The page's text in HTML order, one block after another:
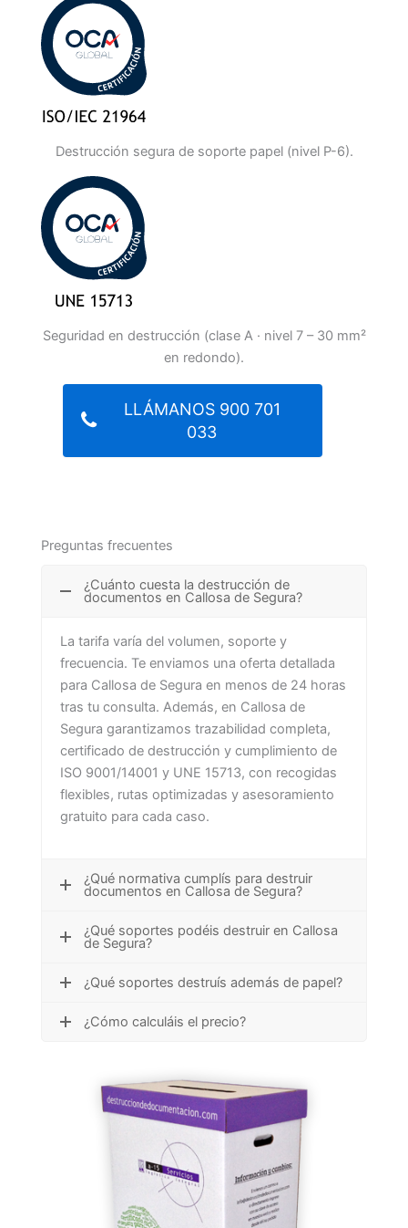
Destrucción segura de soporte papel (nivel P-6).
Seguridad en destrucción (clase A · nivel 7 – 30 mm²
en redondo).
LLÁMANOS 900 701
033
Preguntas frecuentes
¿Cuánto cuesta la destrucción de
documentos en Callosa de Segura?
La tarifa varía del volumen, soporte y
frecuencia. Te enviamos una oferta detallada
para Callosa de Segura en menos de 24 horas
tras tu consulta. Además, en Callosa de
Segura garantizamos trazabilidad completa,
certificado de destrucción y cumplimiento de
ISO 9001/14001 y UNE 15713, con recogidas
flexibles, rutas optimizadas y asesoramiento
gratuito para cada caso.
¿Qué normativa cumplís para destruir
documentos en Callosa de Segura?
¿Qué soportes podéis destruir en Callosa
de Segura?
¿Qué soportes destruís además de papel?
¿Cómo calculáis el precio?